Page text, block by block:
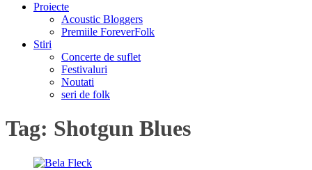
Proiecte
Acoustic Bloggers
Premiile ForeverFolk
Stiri
Concerte de suflet
Festivaluri
Noutati
seri de folk
Tag: Shotgun Blues